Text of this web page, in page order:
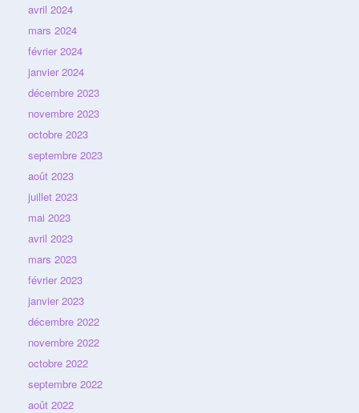
avril 2024
mars 2024
février 2024
janvier 2024
décembre 2023
novembre 2023
octobre 2023
septembre 2023
août 2023
juillet 2023
mai 2023
avril 2023
mars 2023
février 2023
janvier 2023
décembre 2022
novembre 2022
octobre 2022
septembre 2022
août 2022